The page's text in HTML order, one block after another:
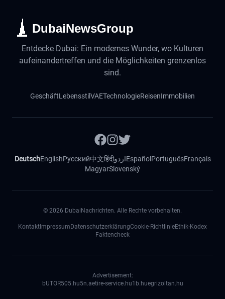
DubaiNewsGroup
Entdecke Dubai: Ein modernes Wunder, wo Kulturen
aufeinandertreffen und die Möglichkeiten grenzenlos
sind.
GeschäftLebensstilVAETechnologieReisenImmobilien
DeutschEnglishРусский中文हिंदीاردوEspañol PortuguêsFrançais
MagyarSlovenský
© 2026 DubaiNachrichten. Alle Rechte vorbehalten.
Kontakt Impressum DatenschutzerklärungCookie-RichtlinieEthik-Kodex
Faktencheck
Advertisement:
bUTOR505.hu5n.aetire-service.hu1b.huegrizoltan.hu